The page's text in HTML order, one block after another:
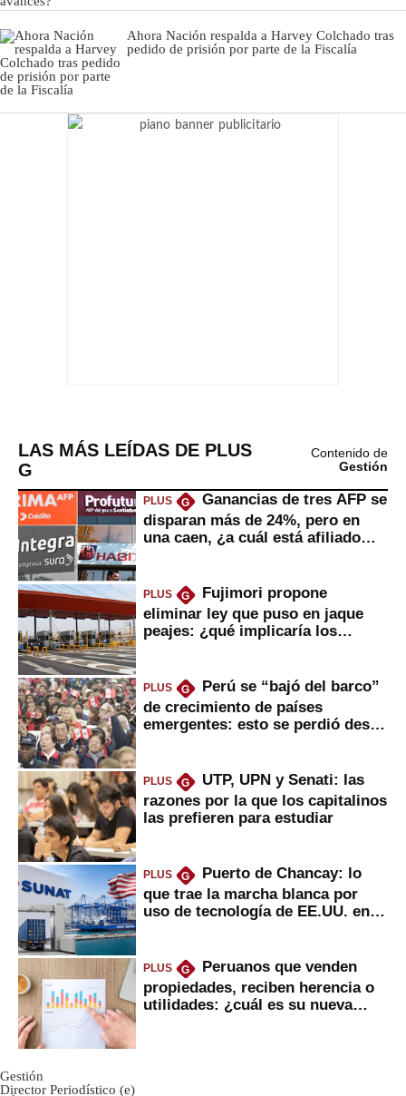
Ahora Nación respalda a Harvey Colchado tras
pedido de prisión por parte de la Fiscalía
LAS MÁS LEÍDAS DE PLUS
G
Contenido de
Gestión
PLUS G
Ganancias de tres AFP se
disparan más de 24%, pero en
una caen, ¿a cuál está afiliado
PLUS G
Fujimori propone
eliminar ley que puso en jaque
peajes: ¿qué implicaría los
PLUS G
Perú se “bajó del barco”
de crecimiento de países
emergentes: esto se perdió desde
PLUS G
UTP, UPN y Senati: las
razones por la que los capitalinos
las prefieren para estudiar
PLUS G
Puerto de Chancay: lo
que trae la marcha blanca por
uso de tecnología de EE.UU. en
PLUS G
Peruanos que venden
propiedades, reciben herencia o
utilidades: ¿cuál es su nueva
Gestión
Director Periodístico (e)